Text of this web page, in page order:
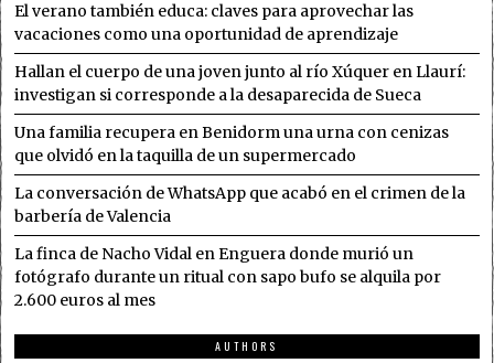
El verano también educa: claves para aprovechar las
vacaciones como una oportunidad de aprendizaje
Hallan el cuerpo de una joven junto al río Xúquer en Llaurí:
investigan si corresponde a la desaparecida de Sueca
Una familia recupera en Benidorm una urna con cenizas
que olvidó en la taquilla de un supermercado
La conversación de WhatsApp que acabó en el crimen de la
barbería de Valencia
La finca de Nacho Vidal en Enguera donde murió un
fotógrafo durante un ritual con sapo bufo se alquila por
2.600 euros al mes
AUTHORS